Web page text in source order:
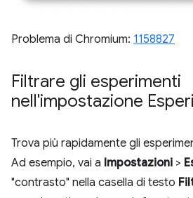
Problema di Chromium: 1158827
Filtrare gli esperimenti
nell'impostazione
Trova più rapidamente gli
Ad esempio, vai a Impostazioni >
"contrasto" nella casella di testo